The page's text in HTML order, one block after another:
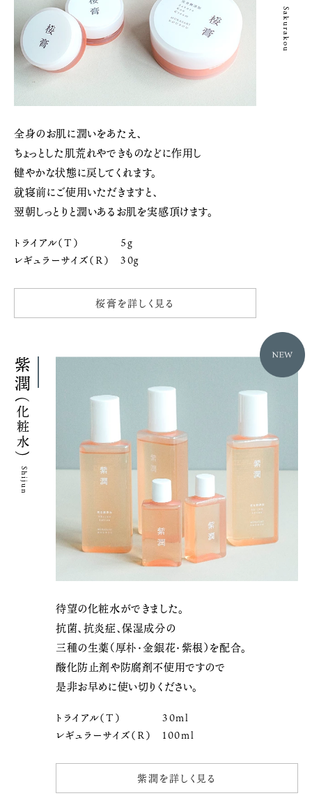
Sakurakou
全身のお肌に潤いをあたえ、
ちょっとした肌荒れやできものなどに作用し
健やかな状態に戻してくれます。
就寝前にご使用いただきますと、
翌朝しっとりと潤いあるお肌を実感頂けます。
トライアル（T）
5g
レギュラーサイズ（R）
30ｇ
桜膏を詳しく見る
紫潤
(化粧水)
Shijun
待望の化粧水ができました。
抗菌、抗炎症、保湿成分の
三種の生薬（厚朴・金銀花・紫根）を配合。
酸化防止剤や防腐剤不使用ですので
是非お早めに使い切りください。
トライアル（T）
30ml
レギュラーサイズ（R）
100ml
紫潤を詳しく見る